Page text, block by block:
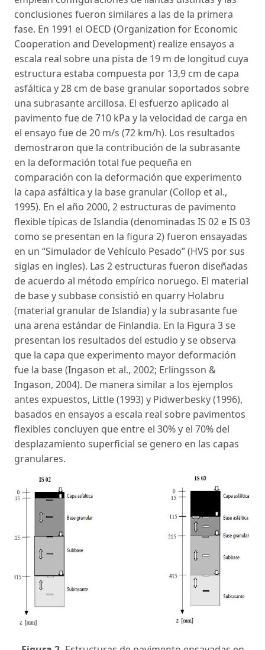
conclusiones fueron similares a las de la primera
fase. En 1991 el OECD (Organization for Economic
Cooperation and Development) realize ensayos a
escala real sobre una pista de 19 m de longitud cuya
estructura estaba compuesta por 13,9 cm de capa
asfáltica y 28 cm de base granular soportados sobre
una subrasante arcillosa. El esfuerzo aplicado al
pavimento fue de 710 kPa y la velocidad de carga en
el ensayo fue de 20 m/s (72 km/h). Los resultados
demostraron que la contribución de la subrasante
en la deformación total fue pequeña en
comparación con la deformación que experimento
la capa asfáltica y la base granular (Collop et al.,
1995). En el año 2000, 2 estructuras de pavimento
flexible típicas de Islandia (denominadas IS 02 e IS 03
como se presentan en la figura 2) fueron ensayadas
en un “Simulador de Vehículo Pesado” (HVS por sus
siglas en ingles). Las 2 estructuras fueron diseñadas
de acuerdo al método empírico noruego. El material
de base y subbase consistió en quarry Holabru
(material granular de Islandia) y la subrasante fue
una arena estándar de Finlandia. En la Figura 3 se
presentan los resultados del estudio y se observa
que la capa que experimento mayor deformación
fue la base (Ingason et al., 2002; Erlingsson &
Ingason, 2004). De manera similar a los ejemplos
antes expuestos, Little (1993) y Pidwerbesky (1996),
basados en ensayos a escala real sobre pavimentos
flexibles concluyen que entre el 30% y el 70% del
desplazamiento superficial se genero en las capas
granulares.